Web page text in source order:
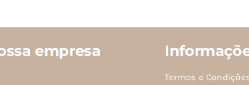
empresa
Termos e